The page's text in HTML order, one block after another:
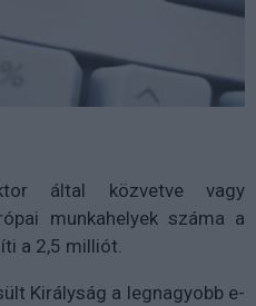
által közvetve vagy
munkahelyek száma a
a 2,5 milliót.
Királyság a legnagyobb e-